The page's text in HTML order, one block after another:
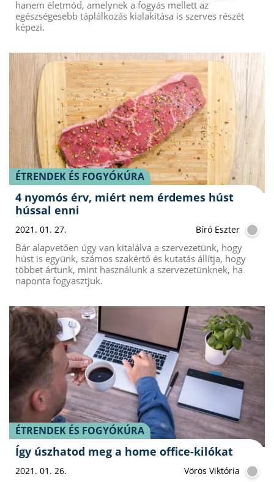
hanem életmód, amelynek a fogyás mellett az
egészségesebb táplálkozás kialakítása is szerves részét
képezi.
ÉTRENDEK ÉS FOGYÓKÚRA
4 nyomós érv, miért nem érdemes húst
hússal enni
2021. 01. 27. Bíró Eszter
Bár alapvetően úgy van kitalálva a szervezetünk, hogy
húst is együnk, számos szakértő és kutatás állítja, hogy
többet ártunk, mint használunk a szervezetünknek, ha
naponta fogyasztjuk.
ÉTRENDEK ÉS FOGYÓKÚRA
Így úszhatod meg a home office-kilókat
2021. 01. 26. Vörös Viktória